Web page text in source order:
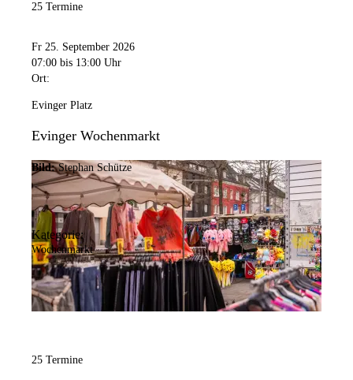
25 Termine
Fr 25. September 2026
07:00 bis 13:00 Uhr
Ort:
Evinger Platz
Evinger Wochenmarkt
Bild: Stephan Schütze
Kategorie:
Wochenmarkt
25 Termine